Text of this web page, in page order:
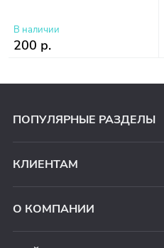
В наличии
200 р.
ПОПУЛЯРНЫЕ РАЗДЕЛЫ
КЛИЕНТАМ
О КОМПАНИИ